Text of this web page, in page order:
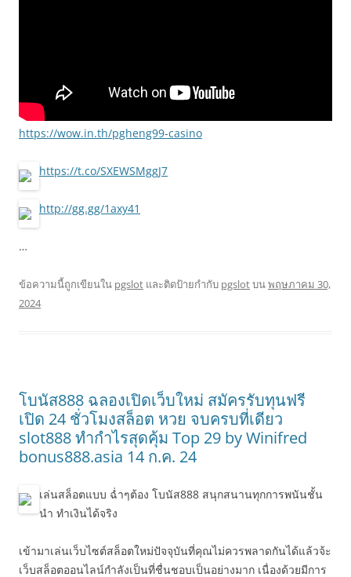
https://wow.in.th/pgheng99-casino
https://t.co/SXEWSMggJ7
http://gg.gg/1axy41
…
ข้อความนี้ถูกเขียนใน pgslot และติดป้ายกำกับ pgslotบนพฤษภาคม 30,
2024
โบนัส888 ฉลองเปิดเว็บใหม่ สมัครรับทุนฟรี
เปิด 24 ชั่วโมงสล็อต หวย จบครบที่เดียว
slot888 ทำกำไรสุดคุ้ม Top 29 by Winifred
bonus888.asia 14 ก.ค. 24
เล่นสล็อตแบบ ฉ่ำๆต้อง โบนัส888 สนุกสนานทุกการพนันชั้น
นำ ทำเงินได้จริง
เข้ามาเล่นเว็บไซต์สล็อตใหม่ปัจจุบันที่คุณไม่ควรพลาดกันได้แล้วจ้ะ
เว็บสล็อตออนไลน์กำลังเป็นที่ชื่นชอบเป็นอย่างมาก เนื่องด้วยมีการ